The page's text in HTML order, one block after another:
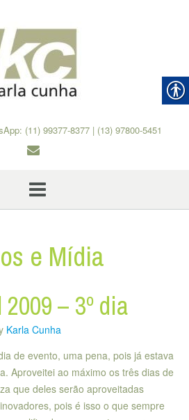
(11) 99377-8377 | (13) 97800-5451
e Mídia
– 3º dia
Karla Cunha
de evento, uma pena, pois já estava
Aproveitei ao máximo os três dias de
que deles serão aproveitadas
pois é isso o que sempre